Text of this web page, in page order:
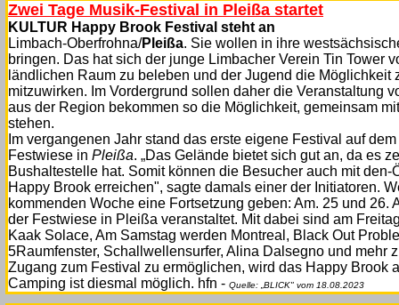
Zwei Tage Musik-Festival in Pleißa startet
KULTUR Happy Brook Festival steht an
Limbach-Oberfrohna/Pleißa. Sie wol­len in ihre
bringen. Das hat sich der junge Limbacher Verein Tin Tower
ländlichen Raum zu beleben und der Ju­gend die
mitzuwirken. Im Vordergrund sollen daher die Veranstaltung
aus der Regi­on bekommen so die Möglich­keit, gemeinsam
stehen.
Im vergangenen Jahr stand das erste eigene Festival auf
Festwiese in Pleißa. „Das Gelände bietet sich gut an, da es
Bushaltestelle hat. Somit können die Besucher auch mit
Happy Brook erreichen", sagte damals einer der Initiatoren.
kommenden Woche eine Fortsetzung geben: Am. 25 und
der Festwiese in Pleißa veranstal­tet. Mit dabei sind am
Kaak Solace, Am Samstag werden Montreal, Black Out
5Raumfenster, Schallwel­lensurfer, Alina Dalsegno und mehr
Zugang zum Festival zu ermöglichen, wird das Happy Brook
Camping ist diesmal möglich. hfn - Quelle: „BLICK" vom 18.08.2023